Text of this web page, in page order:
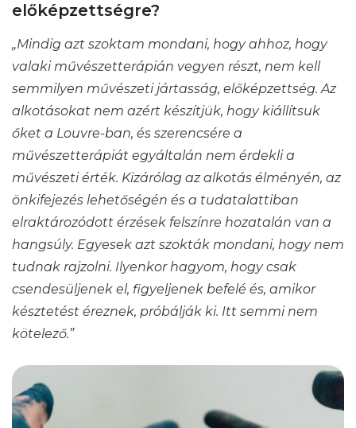
előképzettségre?
„Mindig azt szoktam mondani, hogy ahhoz, hogy
valaki művészetterápián vegyen részt, nem kell
semmilyen művészeti jártasság, előképzettség. Az
alkotásokat nem azért készítjük, hogy kiállítsuk
őket a Louvre-ban, és szerencsére a
művészetterápiát egyáltalán nem érdekli a
művészeti érték. Kizárólag az alkotás élményén, az
önkifejezés lehetőségén és a tudatalattiban
elraktározódott érzések felszínre hozatalán van a
hangsúly. Egyesek azt szokták mondani, hogy nem
tudnak rajzolni. Ilyenkor hagyom, hogy csak
csendesüljenek el, figyeljenek befelé és, amikor
késztetést éreznek, próbálják ki. Itt semmi nem
kötelező.”